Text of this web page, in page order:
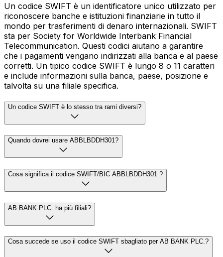
Un codice SWIFT è un identificatore unico utilizzato per
riconoscere banche e istituzioni finanziarie in tutto il
mondo per trasferimenti di denaro internazionali. SWIFT
sta per Society for Worldwide Interbank Financial
Telecommunication. Questi codici aiutano a garantire
che i pagamenti vengano indirizzati alla banca e al paese
corretti. Un tipico codice SWIFT è lungo 8 o 11 caratteri
e include informazioni sulla banca, paese, posizione e
talvolta su una filiale specifica.
Un codice SWIFT è lo stesso tra rami diversi?
Quando dovrei usare ABBLBDDH301?
Cosa significa il codice SWIFT/BIC ABBLBDDH301 ?
AB BANK PLC. ha più filiali?
Cosa succede se uso il codice SWIFT sbagliato per AB BANK PLC.?